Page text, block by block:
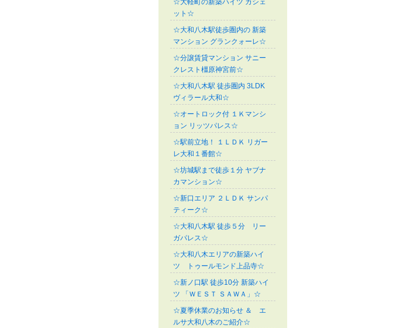
☆大軽町の新築ハイツ カシェ
ット☆
☆大和八木駅徒歩圏内の 新築
マンション グランクォーレ☆
☆分譲賃貸マンション サニー
クレスト橿原神宮前☆
☆大和八木駅 徒歩圏内 3LDK
ヴィラール大和☆
☆オートロック付 １Ｋマンシ
ョン リッツパレス☆
☆駅前立地！ １ＬＤＫ リガー
レ大和１番館☆
☆坊城駅まで徒歩１分 ヤブナ
カマンション☆
☆新口エリア ２ＬＤＫ サンパ
ティーク☆
☆大和八木駅 徒歩５分 リー
ガパレス☆
☆大和八木エリアの新築ハイ
ツ トゥールモンド上品寺☆
☆新ノ口駅 徒歩10分 新築ハイ
ツ 「ＷＥＳＴ ＳＡＷＡ」☆
☆夏季休業のお知らせ ＆ エ
ルサ大和八木のご紹介☆